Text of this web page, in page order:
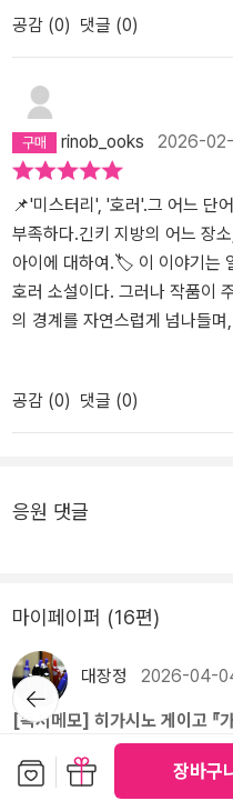
장바구니
멘터리 호러 소설, ‘긴키 지방의
저주에 빠져봅시다!#긴키지방
지 #반타 #장르문학 #공포 #
#독서 #도란군 #도란군의서재
어린이들에게 유행하는 기묘한
하던 스트리머에게 벌어진 기
사건들은 모두 ‘그곳’과 관계
그런 일이 벌어지는가. 그리고
2023년 1월부터 일본의 소설
어느 지역에서 일어나는 기이한
월까지 석 달간 이어진 연재물
고, 그 인기에 힘입어 단행본으
럼 전달하는 페이크 다큐멘터리
시종일관 섬뜩하면서도 긴박한
야기를 마치 사실처럼 체험하
읽었던 괴담들과는 전혀 다른
깊게 들어온 것은 아닐까 하는…. 자투리 토막글처럼 (혹은 찌라시
나 전단지, 광고지처럼) 느껴지
이 인상적이라는 말을 하게 된
좀 더 불안감과 불길함을 키우
더해지게 된다. 과연 진실은
길 잘했나? 그게 아니면 괜히
가게 됐으니 전기세만 축내게 됐나? 대수롭지 않게 느껴지
짤막한 쪽글과 약간의 희미한
미궁에 빠져들고 있는지 헷갈
체험이 아주 싫지 않기 때문에
점에선 여전히 그리고 앞으로도
일 것이다.뭐 소설이라는 장르
영향이 있겠냐고 묻는 경우도
허구사이의 경계를 흐리게 만
포와 충격이랄까 그 설득력을
다. 적어도 독자의 호기심과 관
있다. 적어도 외형적인 신호를
않을까..호러라는 장르를 실생
것이다. 그렇기에 언제나 비슷
는 낯섦에 대한 기대와 흥미를
코지(白石晃士)의 팬으로 영화
리 감독으로 ノロイ 노로이 ‘저
리, 파운드 푸티지의 대가이다.
완전히 시라이시 코지의 스타
성 방식에 불만이 없을 것 같다.
적 차이를 보이는데 개인적으
티지에 대한 애정을 가진 오래
다.​*파운드 푸티지(found
우연히 발견된 영상이 제시되는
그리고 POV촬영이 결합되어
이자 전문분야.​영화에서의 즉
지(영상, 사운드 등등)가 없이
공감 (0) 댓글 (0)
rinob_ooks 2026-
📌'미스터리', '호러'.그 어느 단
부족하다.긴키 지방의 어느 장
아이에 대하여.🏷️ 이 이야기는
호러 소설이다. 그러나 작품이
의 경계를 자연스럽게 넘나들
는 편지에는 이런 내용이 담겨
에 글을 쓰는 사람인데, 얼마 전
것이다. 오자와는 긴키 지방의
벌어진 기묘한 사건들이 하나씩
댐, 그리고 토리이는 자연스럽
키 지방의 어느 장소'. 그곳에
설이라 생각했지만, 그 예상은
순한 괴담 모음집이 아니라, 허
로 하여금 점점 이 이야기를 '진
과 괴현상에 대한 자료를 읽다
분도 발견하게 된다. 먹다 만 밥상이 그대로 놓인 채 일가족이 사라진
공감 (0) 댓글 (0)
응원 댓글
마이페이퍼 (16편)
대장정 2026-04-
[독서메모] 히가시노 게이고 『
[독서메모] 히가시노 게이고 『
장소에 대하여』 비교1. 개요 • 비교 대상 : 히가시노 게이고 『가공범』,
뒤로가
기